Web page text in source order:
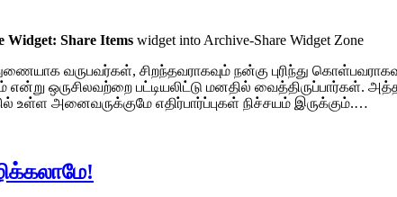
Widget: Share Items widget into Archive-Share Widget Zone
வருபவர்கள், சிறந்தவராகவும் நன்கு புரிந்து
ஒருசிலவற்றை பட்டியலிட்டு மனதில் வைத்திருப்பார்கள்.
உள்ள அனைவருக்குமே எதிர்பார்ப்புகள் நிச்சயம் இருக்கும்.…